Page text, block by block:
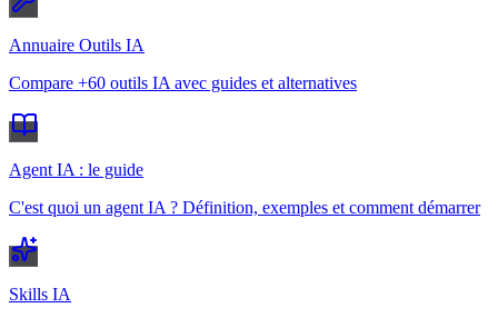
Annuaire Outils IA
Compare +60 outils IA avec guides et alternatives
Agent IA : le guide
C'est quoi un agent IA ? Définition, exemples et comment démarrer
Skills IA